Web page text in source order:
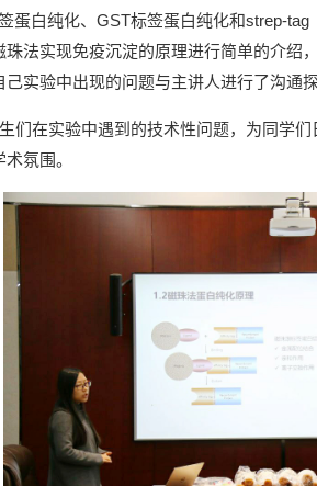
蛋白纯化、GST标签蛋白纯化和strep-
法实现免疫沉淀的原理进行简单的介绍
实验中出现的问题与主讲人进行了沟通探
们在实验中遇到的技术性问题，为同学
氛围。